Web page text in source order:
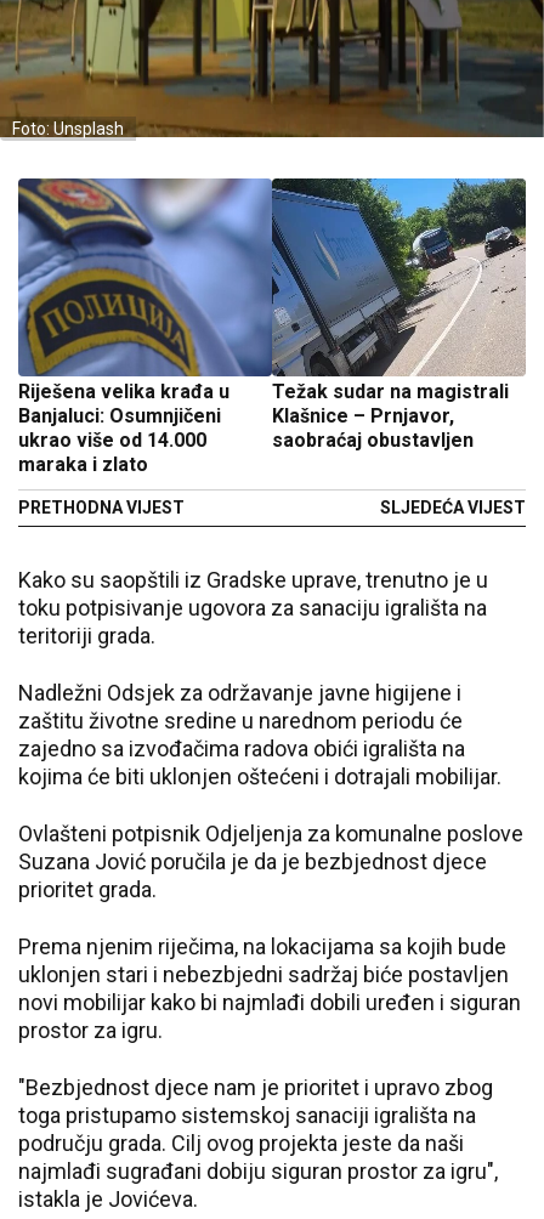
Foto: Unsplash
Riješena velika krađa u
Banjaluci: Osumnjičeni
ukrao više od 14.000
maraka i zlato
PRETHODNA VIJEST
Težak sudar na magistrali
Klašnice – Prnjavor,
saobraćaj obustavljen
SLJEDEĆA VIJEST
Kako su saopštili iz Gradske uprave, trenutno je u
toku potpisivanje ugovora za sanaciju igrališta na
teritoriji grada.
Nadležni Odsjek za održavanje javne higijene i
zaštitu životne sredine u narednom periodu će
zajedno sa izvođačima radova obići igrališta na
kojima će biti uklonjen oštećeni i dotrajali mobilijar.
Ovlašteni potpisnik Odjeljenja za komunalne poslove
Suzana Jović poručila je da je bezbjednost djece
prioritet grada.
Prema njenim riječima, na lokacijama sa kojih bude
uklonjen stari i nebezbjedni sadržaj biće postavljen
novi mobilijar kako bi najmlađi dobili uređen i siguran
prostor za igru.
"Bezbjednost djece nam je prioritet i upravo zbog
toga pristupamo sistemskoj sanaciji igrališta na
području grada. Cilj ovog projekta jeste da naši
najmlađi sugrađani dobiju siguran prostor za igru",
istakla je Jovićeva.